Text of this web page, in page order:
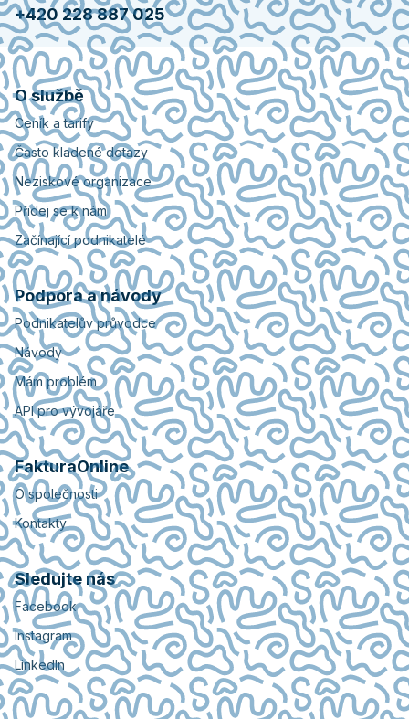
+420 228 887 025
O službě
Ceník a tarify
Často kladené dotazy
Neziskové organizace
Přidej se k nám
Začínající podnikatelé
Podpora a návody
Podnikatelův průvodce
Návody
Mám problém
API pro vývojáře
FakturaOnline
O společnosti
Kontakty
Sledujte nás
Facebook
Instagram
LinkedIn